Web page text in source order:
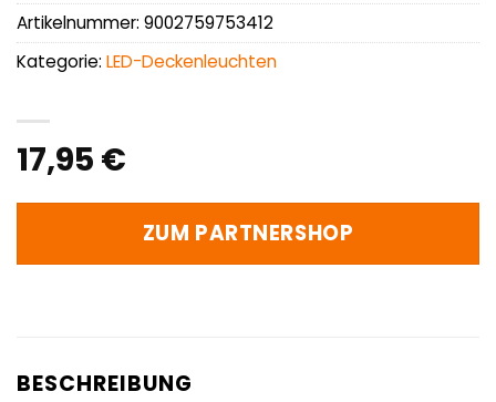
17,95 €
ZUM PARTNERSHOP
Artikelnummer: 9002759753412
Kategorie: LED-Deckenleuchten
BESCHREIBUNG